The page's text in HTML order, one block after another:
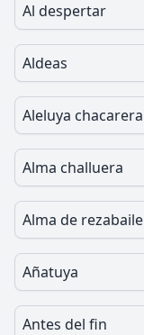
Al despertar
Aldeas
Aleluya chacarera
Alma challuera
Alma de rezabaile
Añatuya
Antes del fin